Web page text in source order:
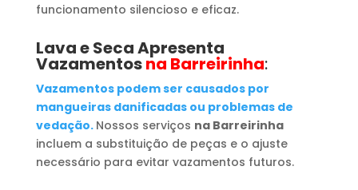
funcionamento silencioso e eficaz.
Lava e Seca Apresenta
Vazamentosna Barreirinha:
Vazamentos podem ser causados por
mangueiras danificadas ou problemas de
vedação. Nossos serviços na Barreirinha
incluem a substituição de peças e o ajuste
necessário para evitar vazamentos futuros.